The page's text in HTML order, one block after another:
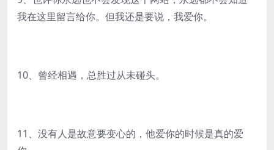
我在这里留言给你。但我还是要说，我爱你。
10、曾经相遇，总胜过从未碰头。
11、没有人是故意要变心的，他爱你的时候是真的爱